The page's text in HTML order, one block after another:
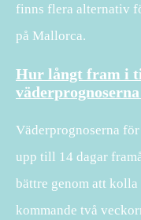
finns flera alternativ
på Mallorca.
Hur långt fram i
Väderprognoserna
upp till 14 dagar
bättre genom att
kommande två